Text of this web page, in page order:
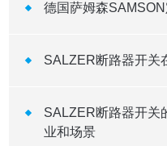
德国萨姆森
SALZER断路器开关
SALZER断路器开关
业和场景